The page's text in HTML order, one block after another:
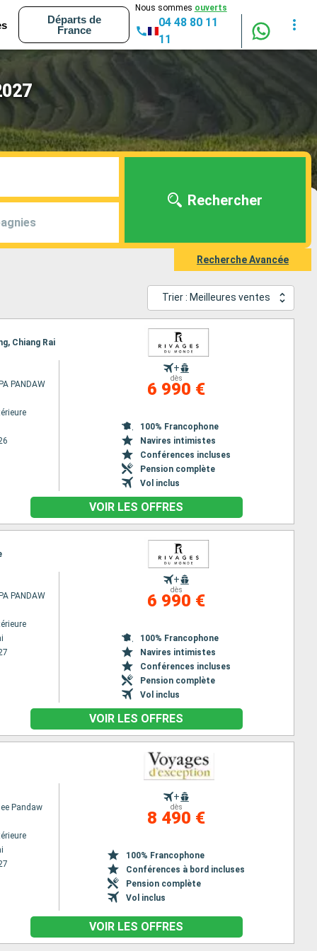
Départs de
France
Nous sommes ouverts
04 48 80 11
11
Rechercher
Recherche Avancée
Trier : Meilleures ventes
Chiang Rai
PANDAW
+
dès
6 990 €
100% Francophone
Navires intimistes
Conférences incluses
Pension complète
Vol inclus
VOIR LES OFFRES
PANDAW
+
dès
6 990 €
100% Francophone
Navires intimistes
Conférences incluses
Pension complète
Vol inclus
VOIR LES OFFRES
Pandaw
+
dès
8 490 €
100% Francophone
Conférences à bord incluses
Pension complète
Vol inclus
VOIR LES OFFRES